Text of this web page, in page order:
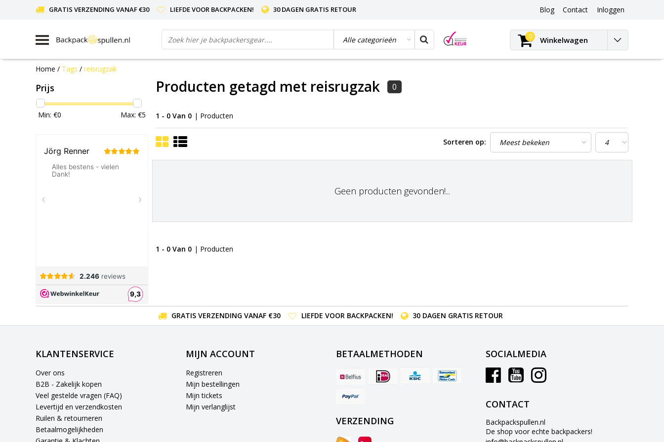
GRATIS VERZENDING VANAF €30 LIEFDE VOOR BACKPACKEN! 30 DAGEN GRATIS RETOUR Blog
Blog
Contact Inloggen
0 Winkelwagen
Home / Tags / reisrugzak
Prijs
Min: €0 Max: €5
Producten getagd met reisrugzak 0
1 - 0 Van 0 | Producten
Sorteren op:
Geen producten gevonden!...
1 - 0 Van 0 | Producten
GRATIS VERZENDING VANAF €30 LIEFDE VOOR BACKPACKEN! 30 DAGEN GRATIS RETOUR
KLANTENSERVICE
Over ons
B2B - Zakelijk kopen
Veel gestelde vragen (FAQ)
Levertijd en verzendkosten
Ruilen & retourneren
Betaalmogelijkheden
MIJN ACCOUNT
Registreren
Mijn bestellingen
Mijn tickets
Mijn verlanglijst
BETAALMETHODEN
VERZENDING
SOCIALMEDIA
CONTACT
Backpackspullen.nl
De shop voor echte backpackers!